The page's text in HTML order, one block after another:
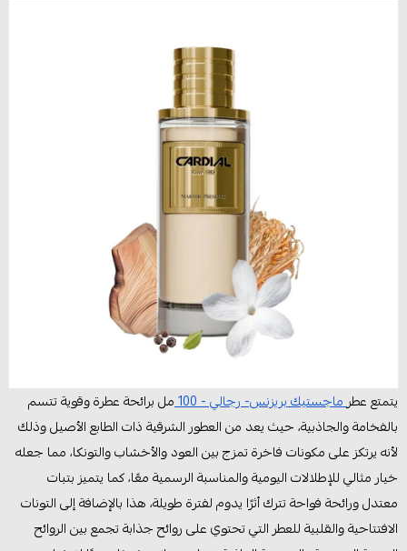
يتمتع عطرماجستيك بريزنس- رجالي - 100
مل برائحة عطرة وقوية تتسم
بالفخامة والجاذبية، حيث يعد من العطور الشرقية ذات الطابع الأصيل وذلك
لأنه يرتكز على مكونات فاخرة تمزج بين العود والأخشاب والتونكا، مما جعله
خيار مثالي للإطلالات اليومية والمناسبة الرسمية معًا، كما يتميز بتبات
معتدل ورائحة فواحة تترك أثرًا يدوم لفترة طويلة، هذا بالإضافة إلى التونات
الافتتاحية والقلبية للعطر التي تحتوي على روائح جذابة تجمع بين الروائح